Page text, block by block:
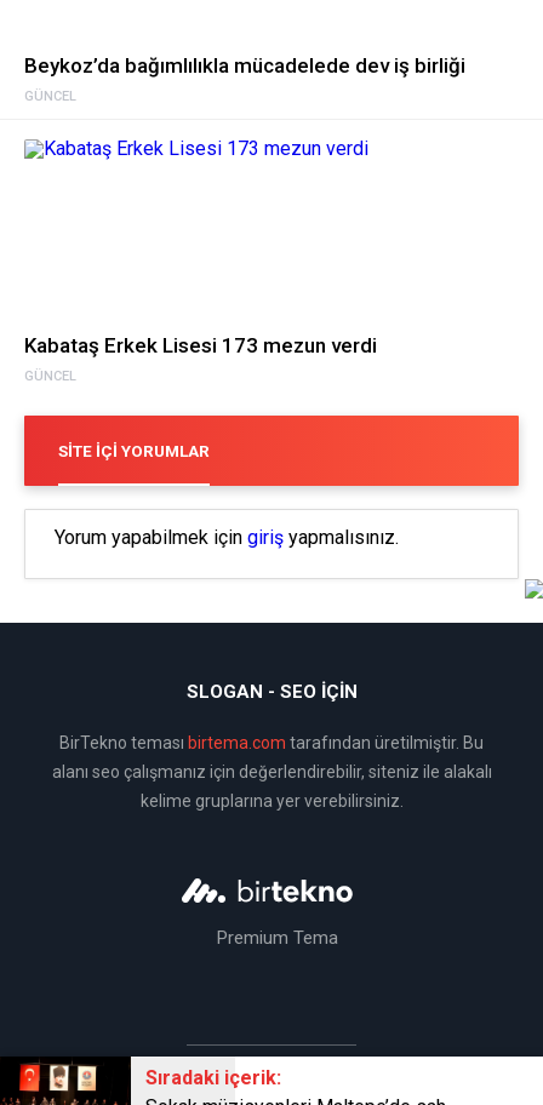
Sıradaki içerik:
GÜNCEL
Beykoz’da bağımlılıkla mücadelede dev iş birliği
GÜNCEL
Kabataş Erkek Lisesi 173 mezun verdi
SITE İÇI YORUMLAR
Yorum yapabilmek için giriş yapmalısınız.
SLOGAN - SEO İÇIN
BirTekno teması birtema.com tarafından üretilmiştir. Bu
alanı seo çalışmanız için değerlendirebilir, siteniz ile alakalı
kelime gruplarına yer verebilirsiniz.
Premium Tema
BirTema Ekibi Tarafından Üretilmiştir © 2019